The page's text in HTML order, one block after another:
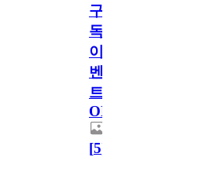
구
독
이
벤
트
OPEN!
[5]